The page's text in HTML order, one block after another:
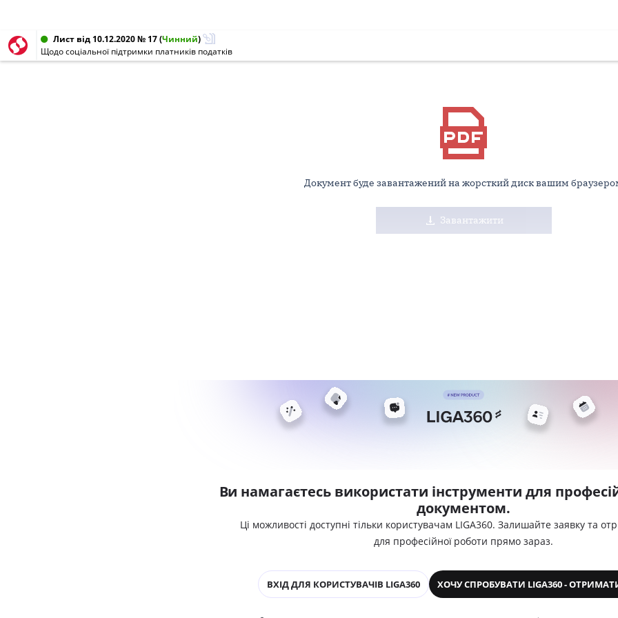
Лист від 10.12.2020 № 17(Чинний)
Щодо соціальної підтримки платників податків
Документ буде завантажений на жорсткий диск вашим
Завантажити
Ви намагаєтесь використати інструменти для
документом.
Ці можливості доступні тільки користувачам LIGA360. Залишайте заявку та
для професійної роботи прямо зараз.
ВХІД ДЛЯ КОРИСТУВАЧІВ LIGA360 ХОЧУ СПРОБУВАТИ LIGA360 -